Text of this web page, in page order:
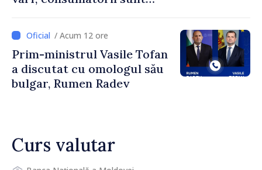
/ Acum 12 ore
Prim-ministrul Vasile Tofan
a discutat cu omologul său
bulgar, Rumen Radev
Curs valutar